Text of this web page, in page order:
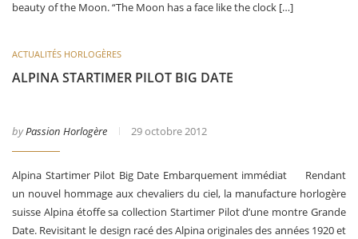
beauty of the Moon. “The Moon has a face like the clock […]
ACTUALITÉS HORLOGÈRES
ALPINA STARTIMER PILOT BIG DATE
byPassion Horlogère 29 octobre 2012
Alpina Startimer Pilot Big Date Embarquement immédiat Rendant
un nouvel hommage aux chevaliers du ciel, la manufacture horlogère
suisse Alpina étoffe sa collection Startimer Pilot d’une montre Grande
Date. Revisitant le design racé des Alpina originales des années 1920 et